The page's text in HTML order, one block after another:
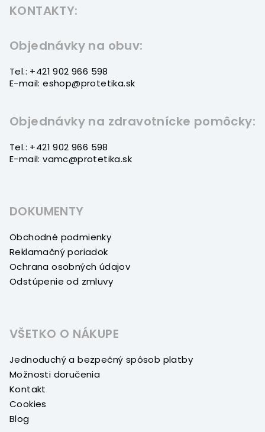
KONTAKTY:
Objednávky na obuv:
Tel.: +421 902 966 598
E-mail: eshop@protetika.sk
Objednávky na zdravotnícke pomôcky:
Tel.: +421 902 966 598
E-mail: vamc@protetika.sk
DOKUMENTY
Obchodné podmienky
Reklamačný poriadok
Ochrana osobných údajov
Odstúpenie od zmluvy
VŠETKO O NÁKUPE
Jednoduchý a bezpečný spôsob platby
Možnosti doručenia
Kontakt
Cookies
Blog